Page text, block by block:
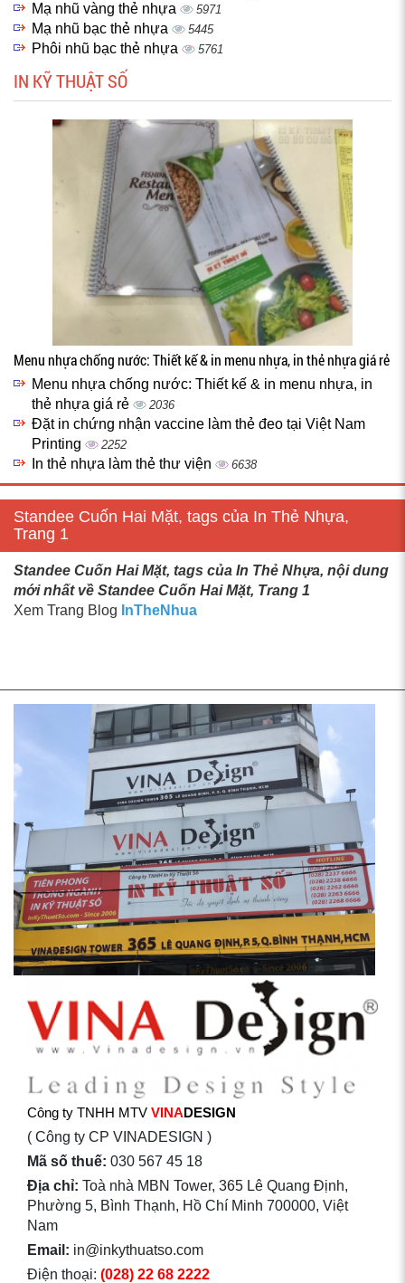
Mạ nhũ vàng thẻ nhựa 5971
Mạ nhũ bạc thẻ nhựa 5445
Phôi nhũ bạc thẻ nhựa 5761
IN KỸ THUẬT SỐ
Menu nhựa chống nước: Thiết kế & in menu nhựa, in thẻ nhựa giá rẻ
Menu nhựa chống nước: Thiết kế & in menu nhựa, in
thẻ nhựa giá rẻ
2036
Đặt in chứng nhận vaccine làm thẻ đeo tại Việt Nam
Printing
2252
In thẻ nhựa làm thẻ thư viện 6638
Standee Cuốn Hai Mặt, tags của In Thẻ Nhựa,
Trang 1
Standee Cuốn Hai Mặt, tags của In Thẻ Nhựa, nội dung
mới nhất về Standee Cuốn Hai Mặt, Trang 1
Xem Trang Blog InTheNhua
Công ty TNHH MTV VINADESIGN
( Công ty CP VINADESIGN )
Mã số thuế: 030 567 45 18
Địa chỉ: Toà nhà MBN Tower, 365 Lê Quang Định,
Phường 5, Bình Thạnh, Hồ Chí Minh 700000, Việt
Nam
Email: in@inkythuatso.com
Điện thoại: (028) 22 68 2222